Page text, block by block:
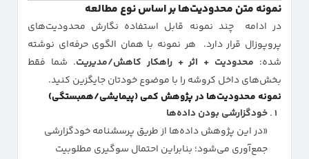
نمونه متن محدودیت‌ها بر اساس نوع مطالعه
در ادامه چند نمونه قابل استفاده نگارش محدودیت‌های
پروپوزال قرار دارد. هر نمونه با همان الگوی حرفه‌ای نوشته
شده: محدودیت + اثر + راهکار کاهش/مدیریت. شما فقط
بخش‌های داخل کروشه را با موضوع خودتان جایگزین کنید.
نمونه محدودیت‌ها در پژوهش کمی (پیمایشی/همبستگی)
خودگزارشی بودن داده‌ها
«در این پژوهش داده‌ها از طریق پرسشنامه خودگزارشی
جمع‌آوری می‌شود؛ بنابراین احتمال سوگیری مطلوبیت